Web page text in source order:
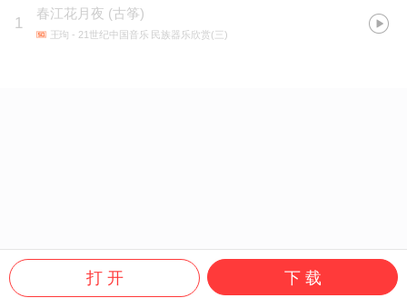
1
春江花月夜 (古筝)
王玽 - 21世纪中国音乐 民族器乐欣赏(三)
打 开 下 载